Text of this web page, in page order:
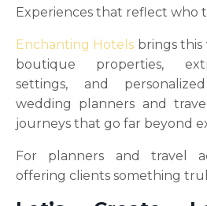
Experiences that reflect who
Enchanting Hotels brings
boutique properties,
settings, and
wedding planners and
journeys that go far beyond
For planners and travel
offering clients something